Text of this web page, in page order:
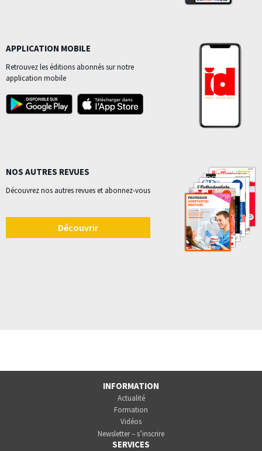
APPLICATION MOBILE
Retrouvez les éditions abonnés sur notre
application mobile
NOS AUTRES REVUES
Découvrez nos autres revues et abonnez-vous
Découvrir
INFORMATION
Actualité
Formation
Vidéos
Newsletter – s’inscrire
SERVICES